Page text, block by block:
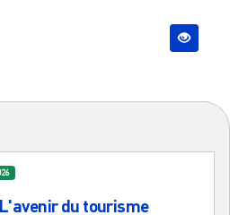
L'avenir du tourisme